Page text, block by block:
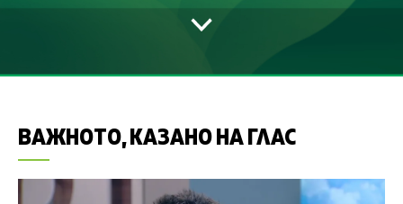
ВАЖНОТО, КАЗАНО НА ГЛАС